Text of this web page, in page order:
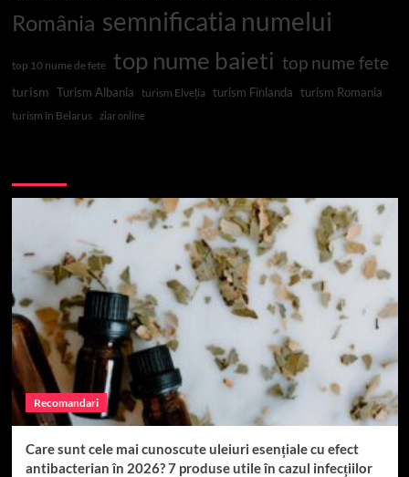
România semnificatia numelui
top 10 nume de fete top nume baieti top nume fete
turism Turism Albania turism Elveția turism Finlanda turism Romania
turism în Belarus ziar online
Recomandari
Care sunt cele mai cunoscute uleiuri esențiale cu efect
antibacterian în 2026? 7 produse utile în cazul infecțiilor